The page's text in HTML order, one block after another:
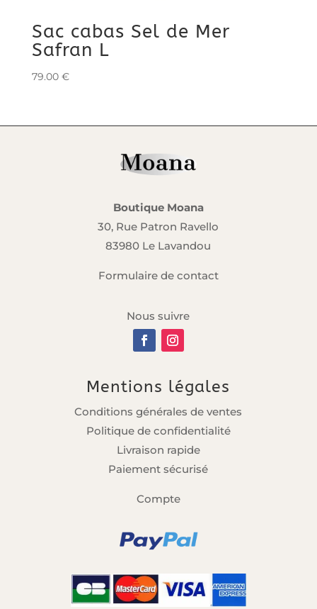
Sac cabas Sel de Mer
Safran L
79.00 €
Boutique Moana
30, Rue Patron Ravello
83980 Le Lavandou
Formulaire de contact
Nous suivre
Mentions légales
Conditions générales de ventes
Politique de confidentialité
Livraison rapide
Paiement sécurisé
Compte